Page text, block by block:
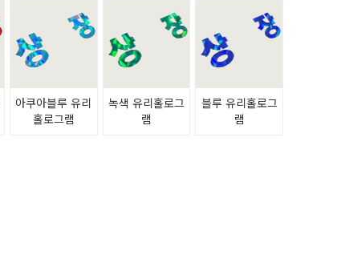
아쿠아블루 유리
홀로그램
녹색 유리홀로그
램
블루 유리홀로그
램